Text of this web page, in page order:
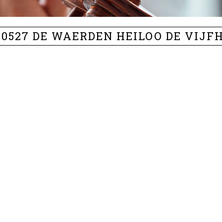
DE WAERDEN HEILOO DE